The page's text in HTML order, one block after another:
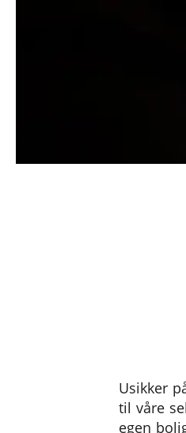
Usikker
til våre
egen